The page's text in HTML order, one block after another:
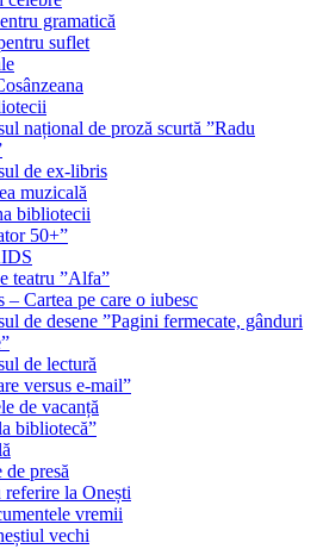
gramatică
suflet
național de proză scurtă ”Radu
de ex-libris
muzicală
bibliotecii
50+”
teatru ”Alfa”
– Cartea pe care o iubesc
de desene ”Pagini fermecate, gânduri
de lectură
versus e-mail”
de vacanță
bibliotecă”
presă
referire la Onești
vremii
vechi